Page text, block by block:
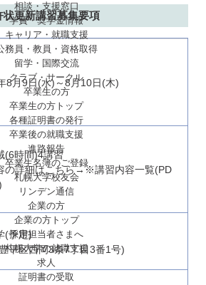
相談・支援窓口
学費・奨学金情報
キャリア・就職支援
務員・教員・資格取得
留学・国際交流
クラブ・サークル
卒業生の方
卒業生の方トップ
各種証明書の発行
卒業後の就職支援
進路報告
卒業生名簿のご登録
札幌大学校友会
リンデン通信
企業の方
企業の方トップ
採用担当者さまへ
札幌大学の就職支援
求人
証明書の受取
更新講習募集要項
8月9日(水)～8月10日(木)
(6時間)4講習
の詳細はこちら→※講習内容一覧(PD
(予定)
平区西岡3条7丁目3番1号)